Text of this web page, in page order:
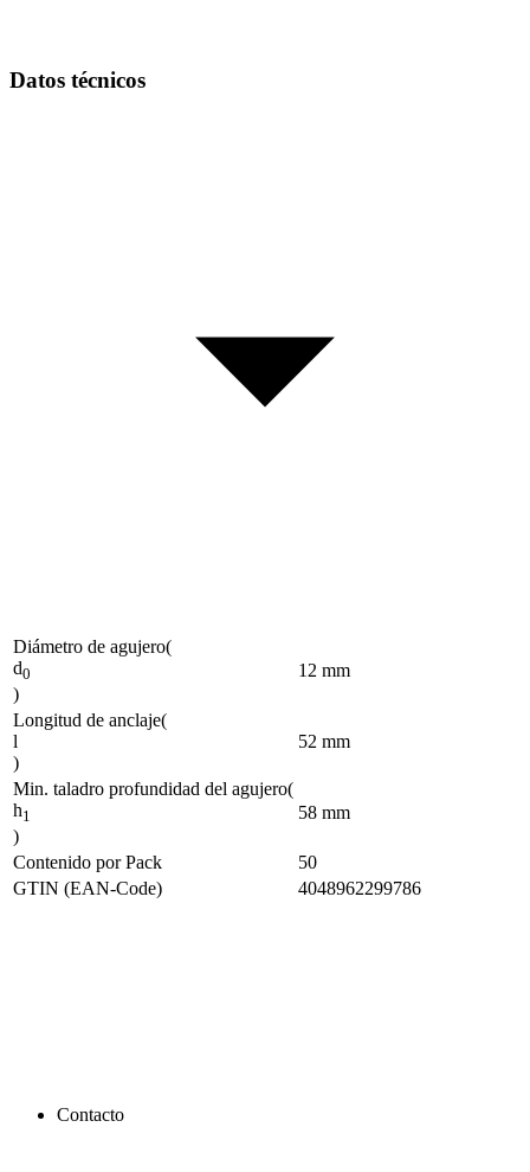
Datos técnicos
Diámetro de agujero(
d0
)
12 mm
Longitud de anclaje(
l
)
52 mm
Min. taladro profundidad del agujero(
h1
)
58 mm
Contenido por Pack
50
GTIN (EAN-Code)
4048962299786
Contacto